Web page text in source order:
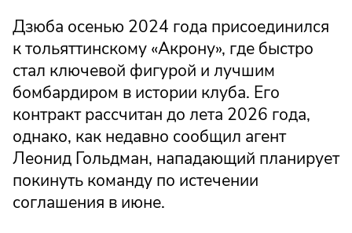
Дзюба осенью 2024 года присоединился
к тольяттинскому «Акрону», где быстро
стал ключевой фигурой и лучшим
бомбардиром в истории клуба. Его
контракт рассчитан до лета 2026 года,
однако, как недавно сообщил агент
Леонид Гольдман, нападающий планирует
покинуть команду по истечении
соглашения в июне.